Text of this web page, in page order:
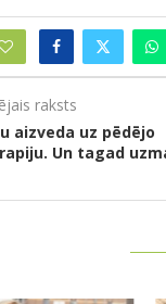
raksts
aizveda uz pēdējo
Un tagad